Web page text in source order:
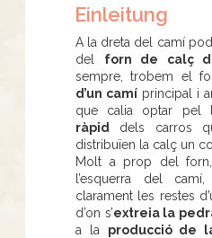
Einleitung
A la dreta del camí
del forn de calç
sempre, trobem el
d’un camí principal i
que calia optar pel
ràpid
dels carros
distribuïen la calç un
Molt a prop del
l’esquerra del
clarament les restes
d’on s’extreia la
a la producció de